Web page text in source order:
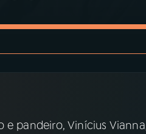
e pandeiro, Vinícius